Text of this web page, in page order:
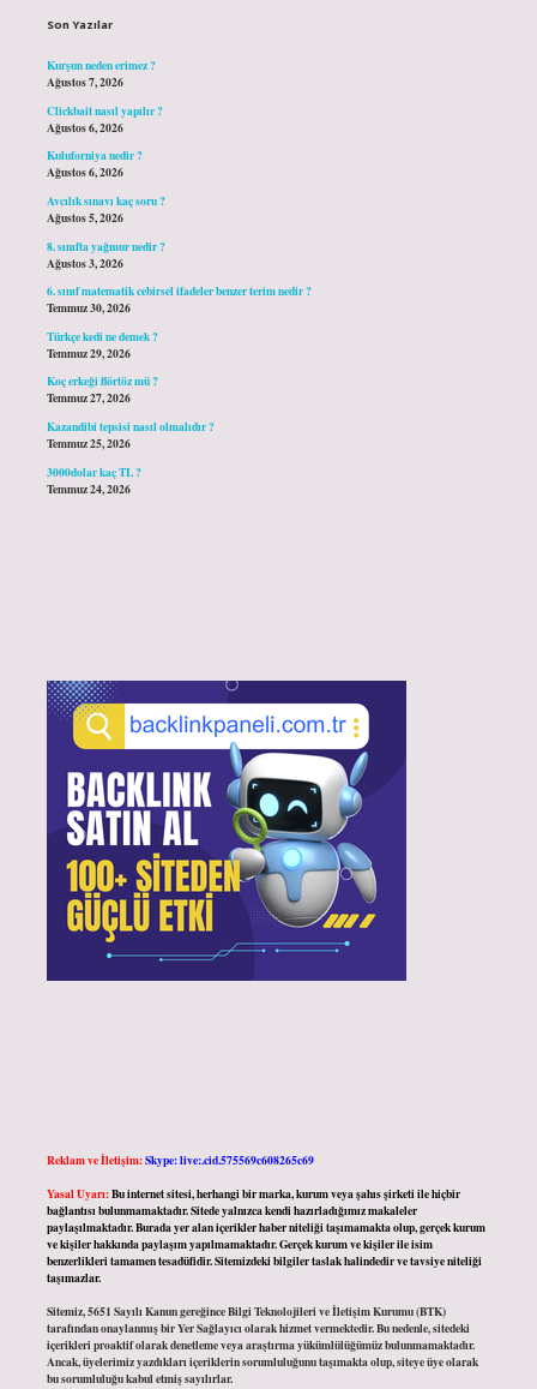
Son Yazılar
Kurşun neden erimez ?
Ağustos 7, 2026
Clickbait nasıl yapılır ?
Ağustos 6, 2026
Kuluforniya nedir ?
Ağustos 6, 2026
Avcılık sınavı kaç soru ?
Ağustos 5, 2026
8. sınıfta yağmur nedir ?
Ağustos 3, 2026
6. sınıf matematik cebirsel ifadeler benzer terim nedir ?
Temmuz 30, 2026
Türkçe kedi ne demek ?
Temmuz 29, 2026
Koç erkeği flörtöz mü ?
Temmuz 27, 2026
Kazandibi tepsisi nasıl olmalıdır ?
Temmuz 25, 2026
3000dolar kaç TL ?
Temmuz 24, 2026
Reklam ve İletişim:Skype: live:.cid.575569c608265c69
Yasal Uyarı:Bu internet sitesi, herhangi bir marka, kurum veya şahıs şirketi ile hiçbir
bağlantısı bulunmamaktadır. Sitede yalnızca kendi hazırladığımız makaleler
paylaşılmaktadır. Burada yer alan içerikler haber niteliği taşımamakta olup, gerçek kurum
ve kişiler hakkında paylaşım yapılmamaktadır. Gerçek kurum ve kişiler ile isim
benzerlikleri tamamen tesadüfidir. Sitemizdeki bilgiler taslak halindedir ve tavsiye niteliği
taşımazlar.
Sitemiz, 5651 Sayılı Kanun gereğince Bilgi Teknolojileri ve İletişim Kurumu (BTK)
tarafından onaylanmış bir Yer Sağlayıcı olarak hizmet vermektedir. Bu nedenle, sitedeki
içerikleri proaktif olarak denetleme veya araştırma yükümlülüğümüz bulunmamaktadır.
Ancak, üyelerimiz yazdıkları içeriklerin sorumluluğunu taşımakta olup, siteye üye olarak
bu sorumluluğu kabul etmiş sayılırlar.